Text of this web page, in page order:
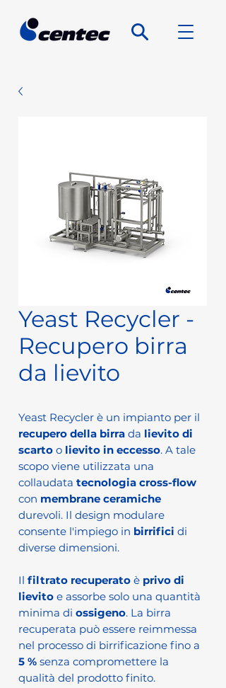
Yeast Recycler -
Recupero birra
da lievito
Yeast Recycler è un impianto per il
recupero della birra da lievito di
scarto o lievito in eccesso. A tale
scopo viene utilizzata una
collaudata tecnologia cross-flow
con membrane ceramiche
durevoli. Il design modulare
consente l'impiego in birrifici di
diverse dimensioni.
Il filtrato recuperato è privo di
lievito e assorbe solo una quantità
minima di ossigeno. La birra
recuperata può essere reimmessa
nel processo di birrificazione fino a
5 % senza compromettere la
qualità del prodotto finito.